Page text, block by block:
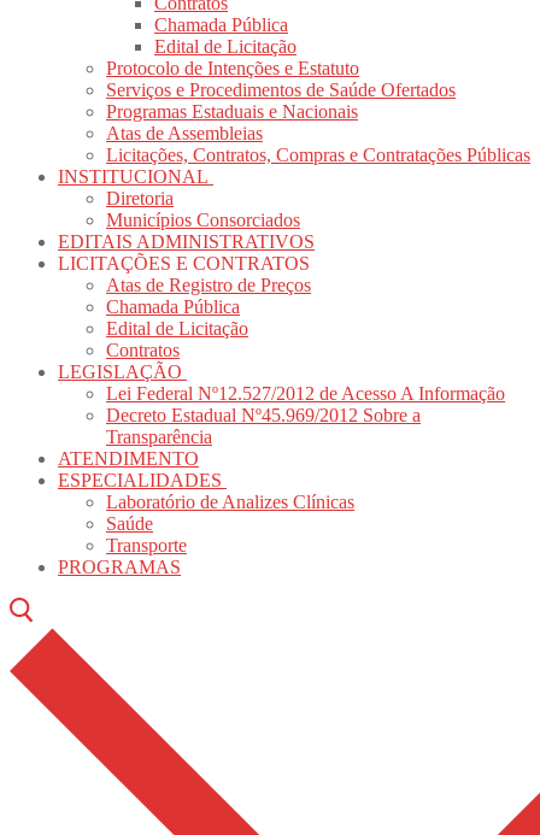
Chamada Pública
Edital de Licitação
Protocolo de Intenções e Estatuto
Serviços e Procedimentos de Saúde Ofertados
Programas Estaduais e Nacionais
Atas de Assembleias
Licitações, Contratos, Compras e Contratações Públicas
INSTITUCIONAL
Diretoria
Municípios Consorciados
EDITAIS ADMINISTRATIVOS
LICITAÇÕES E CONTRATOS
Atas de Registro de Preços
Chamada Pública
Edital de Licitação
Contratos
LEGISLAÇÃO
Lei Federal Nº12.527/2012 de Acesso A Informação
Decreto Estadual Nº45.969/2012 Sobre a
Transparência
ATENDIMENTO
ESPECIALIDADES
Laboratório de Analizes Clínicas
Saúde
Transporte
PROGRAMAS